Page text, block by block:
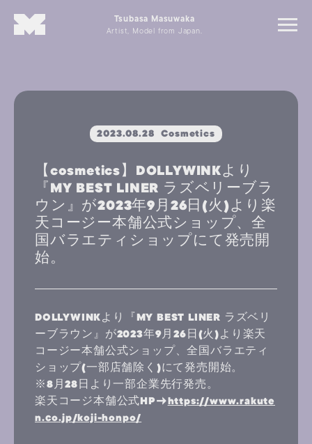
Tsubasa Masuwaka
Artist, Model from Japan.
2023.08.28 Cosmetics
【cosmetics】DOLLYWINKより
『MY BEST LINER ラズベリーブラ
ウン』が2023年9月26日(火)より楽
天コージー本舗公式ショップ、全
国バラエティショップにて発売開
始。
DOLLYWINKより『MY BEST LINER ラズベリ
ーブラウン』が2023年9月26日(火)より楽天
コージー本舗公式ショップ、全国バラエティ
ショップ(一部店舗除く)にて発売開始。
※8月28日より一部企業先行発売。
楽天コージ本舗公式HP→https://www.rakute
n.co.jp/koji-honpo/